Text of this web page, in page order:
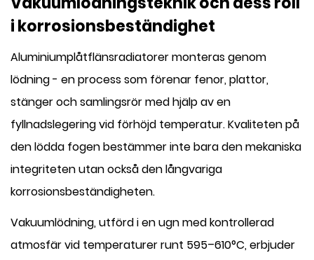
i korrosionsbeständighet
Aluminiumplåtflänsradiatorer monteras genom
lödning - en process som förenar fenor, plattor,
stänger och samlingsrör med hjälp av en
fyllnadslegering vid förhöjd temperatur. Kvaliteten på
den lödda fogen bestämmer inte bara den mekaniska
integriteten utan också den långvariga
korrosionsbeständigheten.
Vakuumlödning, utförd i en ugn med kontrollerad
atmosfär vid temperaturer runt 595–610°C, erbjuder